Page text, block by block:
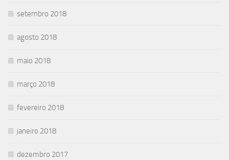
setembro 2018
agosto 2018
maio 2018
março 2018
fevereiro 2018
janeiro 2018
dezembro 2017